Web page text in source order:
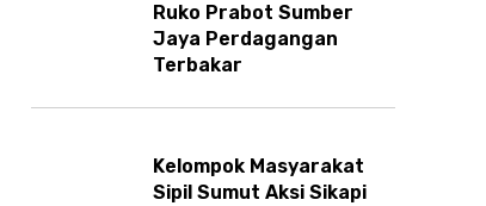
Ruko Prabot Sumber
Jaya Perdagangan
Terbakar
Kelompok Masyarakat
Sipil Sumut Aksi Sikapi